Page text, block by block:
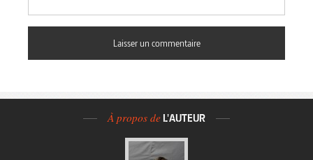
À propos de L'AUTEUR